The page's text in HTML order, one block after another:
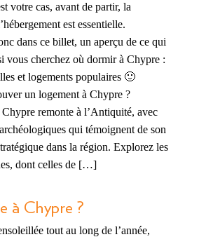
votre cas, avant de partir, la
est essentielle.
dans ce billet, un aperçu de ce qui
vous cherchez où dormir à Chypre :
et logements populaires 🙂
un logement à Chypre ?
Chypre remonte à l’Antiquité, avec
qui témoignent de son
dans la région. Explorez les
dont celles de […]
à Chypre ?
tout au long de l’année,